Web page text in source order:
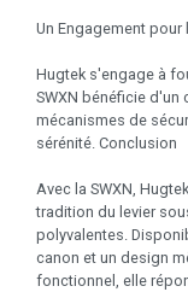
Un Engagement pour
Hugtek s'engage à
SWXN bénéficie d'un
mécanismes de
sérénité. Conclusion
Avec la SWXN,
tradition du levier
polyvalentes.
canon et un design
fonctionnel, elle